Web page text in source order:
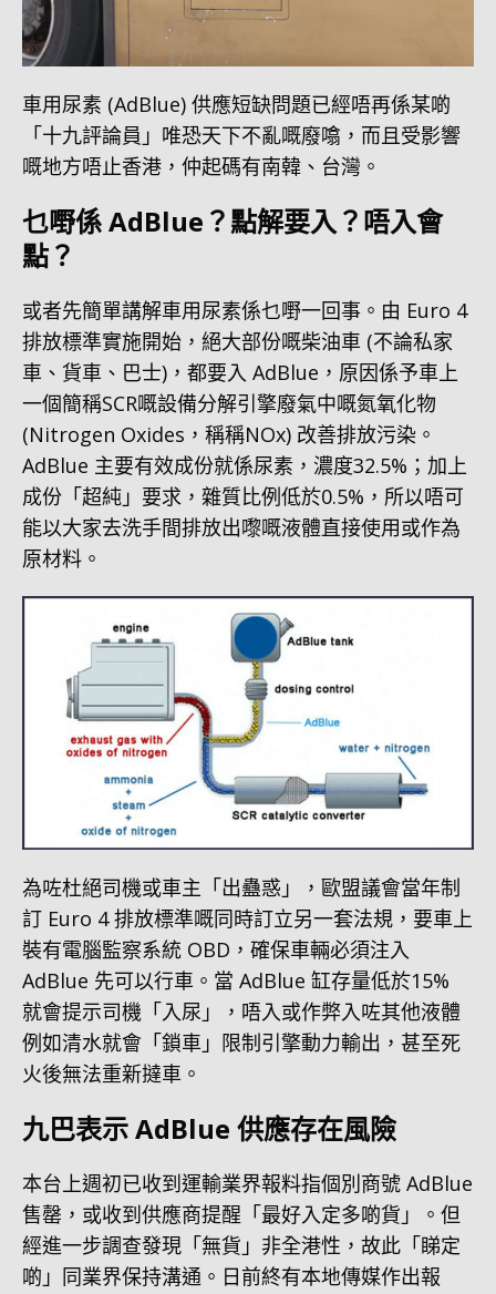
車用尿素 (AdBlue) 供應短缺問題已經唔再係某啲
「十九評論員」唯恐天下不亂嘅廢噏，而且受影響
嘅地方唔止香港，仲起碼有南韓、台灣。
乜嘢係 AdBlue？點解要入？唔入會
點？
或者先簡單講解車用尿素係乜嘢一回事。由 Euro 4
排放標準實施開始，絕大部份嘅柴油車 (不論私家
車、貨車、巴士)，都要入 AdBlue，原因係予車上
一個簡稱SCR嘅設備分解引擎廢氣中嘅氮氧化物
(Nitrogen Oxides，稱稱NOx) 改善排放污染。
AdBlue 主要有效成份就係尿素，濃度32.5%；加上
成份「超純」要求，雜質比例低於0.5%，所以唔可
能以大家去洗手間排放出嚟嘅液體直接使用或作為
原材料。
為咗杜絕司機或車主「出蠱惑」，歐盟議會當年制
訂 Euro 4 排放標準嘅同時訂立另一套法規，要車上
裝有電腦監察系統 OBD，確保車輛必須注入
AdBlue 先可以行車。當 AdBlue 缸存量低於15%
就會提示司機「入尿」，唔入或作弊入咗其他液體
例如清水就會「鎖車」限制引擎動力輸出，甚至死
火後無法重新撻車。
九巴表示 AdBlue 供應存在風險
本台上週初已收到運輸業界報料指個別商號 AdBlue
售罄，或收到供應商提醒「最好入定多啲貨」。但
經進一步調查發現「無貨」非全港性，故此「睇定
啲」同業界保持溝通。日前終有本地傳媒作出報